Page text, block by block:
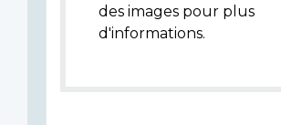
des images pour plus
d'informations.